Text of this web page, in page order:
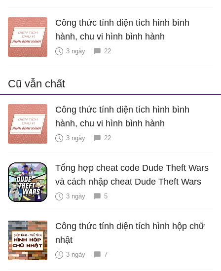
Công thức tính diện tích hình bình
hành, chu vi hình bình hành
3 ngày 22
Cũ vẫn chất
Công thức tính diện tích hình bình
hành, chu vi hình bình hành
3 ngày 22
Tổng hợp cheat code Dude Theft Wars
và cách nhập cheat Dude Theft Wars
3 ngày 5
Công thức tính diện tích hình hộp chữ
nhật
3 ngày 7